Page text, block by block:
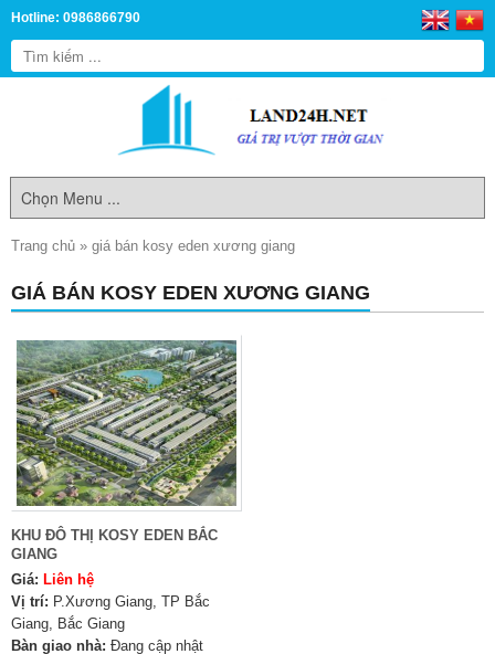
Hotline: 0986866790
Trang chủ » giá bán kosy eden xương giang
GIÁ BÁN KOSY EDEN XƯƠNG GIANG
KHU ĐÔ THỊ KOSY EDEN BẮC
GIANG
Giá: Liên hệ
Vị trí: P.Xương Giang, TP Bắc
Giang, Bắc Giang
Bàn giao nhà: Đang cập nhật